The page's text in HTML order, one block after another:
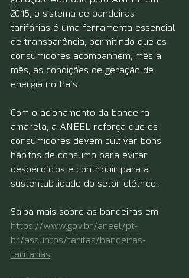
2015, o sistema de bandeiras
tarifárias é uma ferramenta essencial
de transparência, permitindo que os
consumidores acompanhem, mês a
mês, as condições de geração de
energia no País.
Com o acionamento da bandeira
amarela, a ANEEL reforça que os
consumidores devem cultivar bons
hábitos de consumo para evitar
desperdícios e contribuir para a
sustentabilidade do setor elétrico.
Saiba mais sobre as bandeiras em
https://www.gov.br/aneel/pt-
br/assuntos/tarifas/bandeiras-
tarifarias